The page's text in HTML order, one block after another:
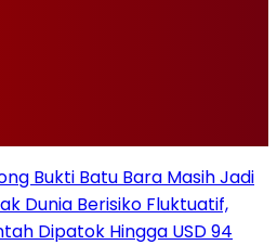
Bukti Batu Bara Masih Jadi
Dunia Berisiko Fluktuatif,
Dipatok Hingga USD 94